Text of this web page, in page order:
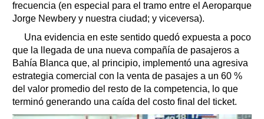
frecuencia (en especial para el tramo entre el Aeroparque
Jorge Newbery y nuestra ciudad; y viceversa).
Una evidencia en este sentido quedó expuesta a poco
que la llegada de una nueva compañía de pasajeros a
Bahía Blanca que, al principio, implementó una agresiva
estrategia comercial con la venta de pasajes a un 60 %
del valor promedio del resto de la competencia, lo que
terminó generando una caída del costo final del ticket.